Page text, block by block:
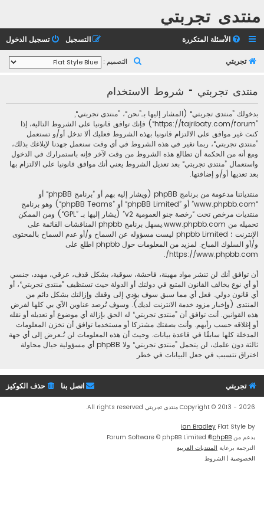
منتدى تجربتي
الأسئلة المتكررة تسجيل الدخول التسجيل
تجربتي التصميم :
ث
منتدى تجربتي - شروط الاستخدام
بدخولك ”منتدى تجربتي“ (المشار إليها بـ”نحن“، ”منتدى تجربتي“,
”https://tajribaty.com/forum“) فإنك توافق قانونيا على الشروط التالية، إذا
كنت غير موافق على الالتزام قانونيا بهذه الشروط فعليك ألا تدخل أو/و تستعمل
”منتدى تجربتي“، ربما نغير في هذه الشروط في أي وقت سنعمل جهدنا لإبلاغك بذلك،
ومع أنه من الحكمة أن تطالع هذه الشروط من وقت لآخر فإنه باستمرارك في الدخول
واستعمال ”منتدى تجربتي“ بعد تعديل الشروط يعني أنك موافق قانونيا على الالتزام بها
بعد تعديها أو/و إضافتها.
منتدياتنا مدعومة من برنامج phpBB (ويشار إليه بهم أو ”برنامج phpBB“ أو
“www.phpbb.com” أو ”phpBB Limited“ أو ”phpBB Teams“) وهو برنامج
منتديات مرخص تحت “رخصة جنو العمومية v2
” (يشار إليها بـ ”GPL“) ومن الممكن
تحميله من www.phpbb.com
.يسهل برنامج phpbb المناقشات القائمة على
الإنترنت ؛ phpbb Limited ليست مسؤوله عن السماح و/أو عدم السماح بالمحتوى
و/أو السلوك المباح. لمزيد من المعلومات حول phpbb اطلع على
https://www.phpbb.com/
.
أن توافق أنك لن تنشر مواد مهينة، فاحشة، سوقية، بشكل قذف، عرقي، مهدد، جنسي
أو أي نوع يخالف القانون المتبع في دولتك أو الدولة حيث تستظيف ”منتدى تجربتي“، أو
أي قانون دولي. فعل أي مما سبق سوف يؤدي إلى وقفك وإزالتك بشكل دائم من
المنتدى (وإخبار مزود خدمة الانترنت لديك). وسوف تُرصد عناوين الآي بي كلها لفرض
هذه القوانين. أنت توافق أن ”منتدى تجربتي“ له الحق بإزالة أي موضوع أو تعديله أو نقله
أو إغلاقه حسب رأيهم. وأنت بصفتك مشتركا أو مستخدما توافق أن تخزن المعلومات
المدخلة كلها سابقًا في قاعدة بيانات. وحيث أن هذه المعلومات لن تُـعرض إلى أي جهة
ثالثة دون علمك، لن يتحمل ”منتدى تجربتي“ ولا phpBB أي مسؤولية حيال محاولة
اختراق تتسبب في جعل البيانات في خطر
تجربتي حذف الكوكيز اتصل بنا
Copyright © 2013 - 2026 منتدى تجربتي All rights reserved.
Flat Style by
Ian Bradley
بدعم من phpBB
® Forum Software © phpBB Limited
الترجمة برعاية المنتديات العربية
الخصوصية | الشروط